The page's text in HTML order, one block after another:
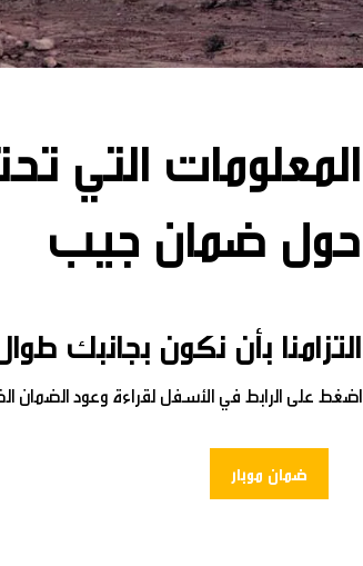
المعلومات التي
حول ضمان جيب
التزامنا بأن نكون بجانبك
اضغط على الرابط في الأسفل لقراءة وعود الضمان
ضمان موبار